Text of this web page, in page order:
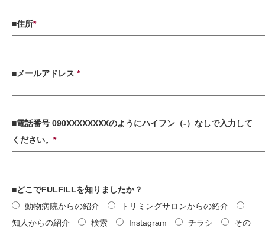
■住所*
■メールアドレス *
■電話番号 090XXXXXXXXのようにハイフン（-）なしで入力して
ください。 *
■どこでFULFILLを知りましたか？
動物病院からの紹介
トリミングサロンからの紹介
知人からの紹介
検索 Instagram チラシ
その